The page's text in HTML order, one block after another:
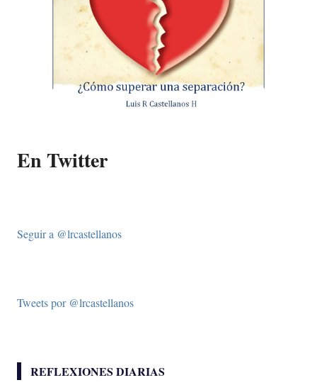
En Twitter
Seguir a @lrcastellanos
Tweets por @lrcastellanos
REFLEXIONES DIARIAS